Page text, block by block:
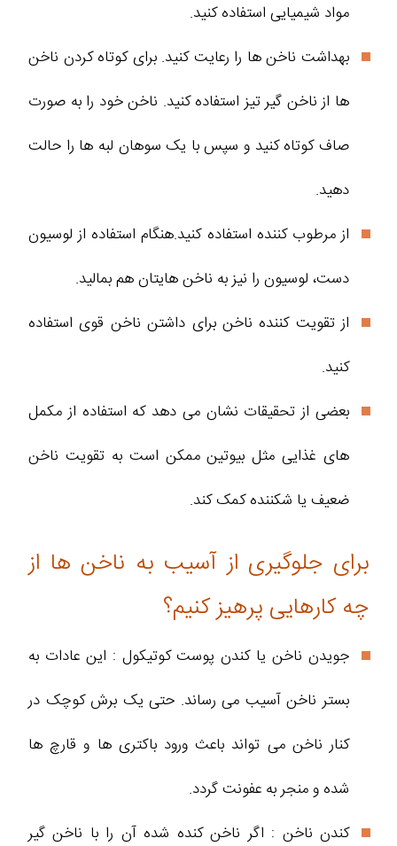
مواد شیمیایی استفاده کنید.
بهداشت ناخن ها را رعایت کنید. برای کوتاه کردن ناخن
ها از ناخن گیر تیز استفاده کنید. ناخن خود را به صورت
صاف کوتاه کنید و سپس با یک سوهان لبه ها را حالت
دهید.
از مرطوب کننده استفاده کنید.هنگام استفاده از لوسیون
دست، لوسیون را نیز به ناخن هایتان هم بمالید.
از تقویت کننده ناخن برای داشتن ناخن قوی استفاده
کنید.
بعضی از تحقیقات نشان می دهد که استفاده از مکمل
های غذایی مثل بیوتین ممکن است به تقویت ناخن
ضعیف یا شکننده کمک کند.
برای جلوگیری از آسیب به ناخن ها از
چه کارهایی پرهیز کنیم؟
جویدن ناخن یا کندن پوست کوتیکول : این عادات به
بستر ناخن آسیب می رساند. حتی یک برش کوچک در
کنار ناخن می تواند باعث ورود باکتری ها و قارچ ها
شده و منجر به عفونت گردد.
کندن ناخن : اگر ناخن کنده شده آن را با ناخن گیر